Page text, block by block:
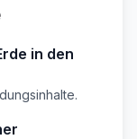
in den